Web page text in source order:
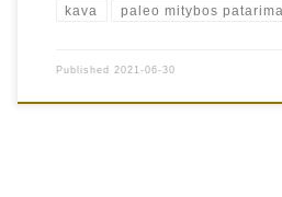
kava paleo mitybos
Published 2021-06-30